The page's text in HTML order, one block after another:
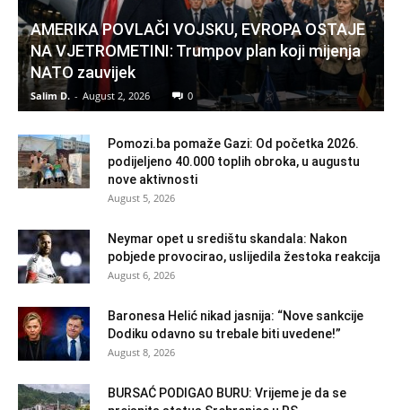
AMERIKA POVLAČI VOJSKU, EVROPA OSTAJE
NA VJETROMETINI: Trumpov plan koji mijenja
NATO zauvijek
Salim D. - August 2, 2026 0
Pomozi.ba pomaže Gazi: Od početka 2026.
podijeljeno 40.000 toplih obroka, u augustu
nove aktivnosti
August 5, 2026
Neymar opet u središtu skandala: Nakon
pobjede provocirao, uslijedila žestoka reakcija
August 6, 2026
Baronesa Helić nikad jasnija: “Nove sankcije
Dodiku odavno su trebale biti uvedene!”
August 8, 2026
BURSAĆ PODIGAO BURU: Vrijeme je da se